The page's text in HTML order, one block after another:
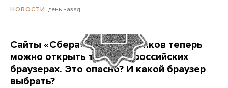
НОВОСТИ день назад
Сайты «Сбера» и других банков теперь
можно открыть только в российских
браузерах. Это опасно? И какой браузер
выбрать?